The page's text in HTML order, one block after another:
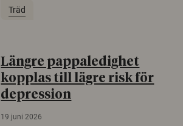
Träd
Längre pappaledighet
kopplas till lägre risk för
depression
19 juni 2026